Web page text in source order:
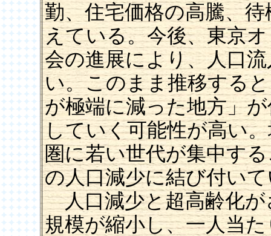
勤、住宅価格の高騰、
えている。今後、東京
会の進展により、人口
い。このまま推移する
が極端に減った地方」
していく可能性が高い
圏に若い世代が集中す
の人口減少に結び付い
人口減少と超高齢化が
規模が縮小し、一人当